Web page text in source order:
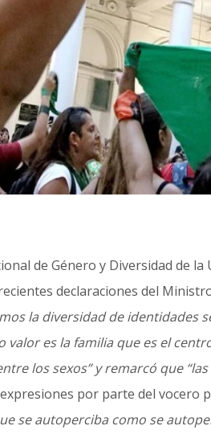
de Género y Diversidad de
declaraciones del
la diversidad de identidades
es la familia que es el
los sexos” y remarcó que
por parte del vocero
se autoperciba como se